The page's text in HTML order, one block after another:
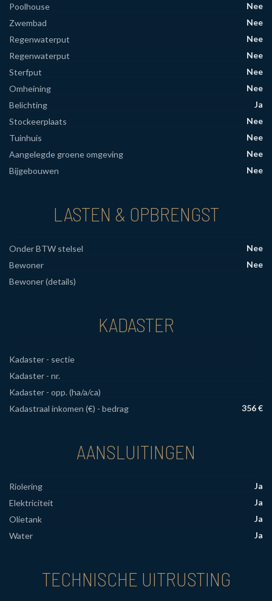
Poolhouse
Nee
Zwembad
Nee
Regenwaterput
Nee
Regenwaterput
Nee
Sterfput
Nee
Omheining
Nee
Belichting
Ja
Stockeerplaats
Nee
Tuinhuis
Nee
Aangelegde groene omgeving
Nee
Bijgebouwen
Nee
LASTEN & OPBRENGST
Onder BTW stelsel
Nee
Bewoner
Nee
Bewoner (details)
KADASTER
Kadaster - sectie
Kadaster - nr.
Kadaster - opp. (ha/a/ca)
Kadastraal inkomen (€) - bedrag
356 €
AANSLUITINGEN
Riolering
Ja
Elektriciteit
Ja
Olietank
Ja
Water
Ja
TECHNISCHE UITRUSTING